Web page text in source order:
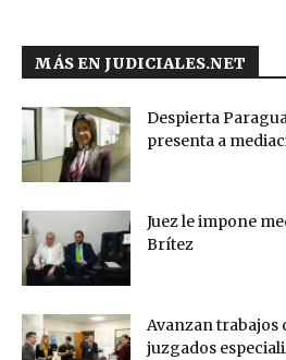
MÁS EN JUDICIALES.NET
Despierta
presenta a
Juez le impone
Brítez
Avanzan trabajos
juzgados